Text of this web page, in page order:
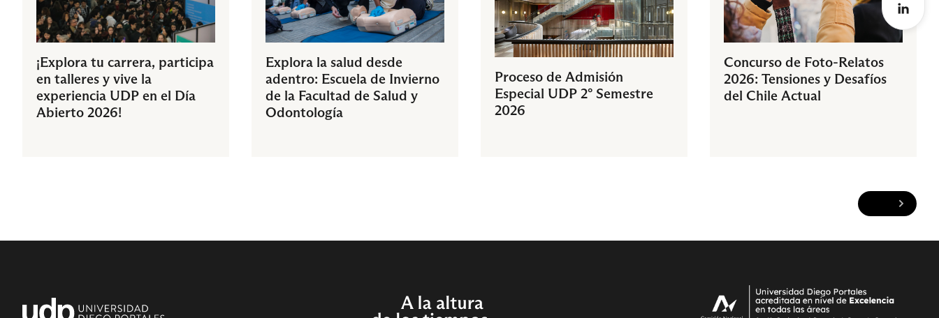
¡Explora tu carrera, participa
en talleres y vive la
experiencia UDP en el Día
Abierto 2026!
Explora la salud desde
adentro: Escuela de Invierno
de la Facultad de Salud y
Odontología
Proceso de Admisión
Especial UDP 2° Semestre
2026
Concurso de Foto-Relatos
2026: Tensiones y Desafíos
del Chile Actual